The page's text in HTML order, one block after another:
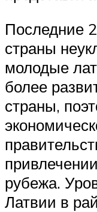
Последние
страны
молодые
более
страны,
рубежа.
Латвии в